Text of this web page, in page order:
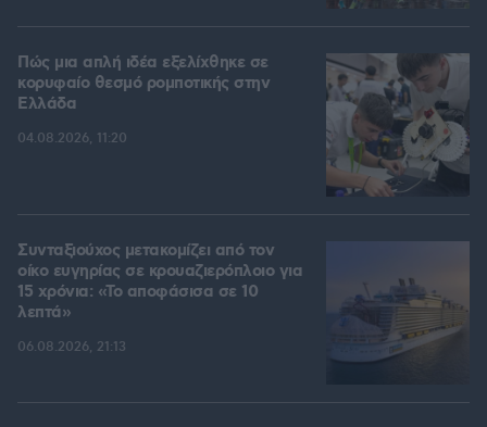
Πώς μια απλή ιδέα εξελίχθηκε σε
κορυφαίο θεσμό ρομποτικής στην
Ελλάδα
04.08.2026, 11:20
Συνταξιούχος μετακομίζει από τον
οίκο ευγηρίας σε κρουαζιερόπλοιο για
15 χρόνια: «Το αποφάσισα σε 10
λεπτά»
06.08.2026, 21:13